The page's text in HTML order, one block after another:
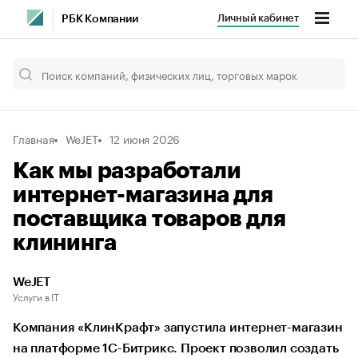
РБК Компании Личный кабинет
Главная WeJET 12 июня 2026
Как мы разработали
интернет-магазина для
поставщика товаров для
клининга
WeJET
Услуги в IT
Компания «КлинКрафт» запустила интернет-магазин
на платформе 1С-Битрикс. Проект позволил создать